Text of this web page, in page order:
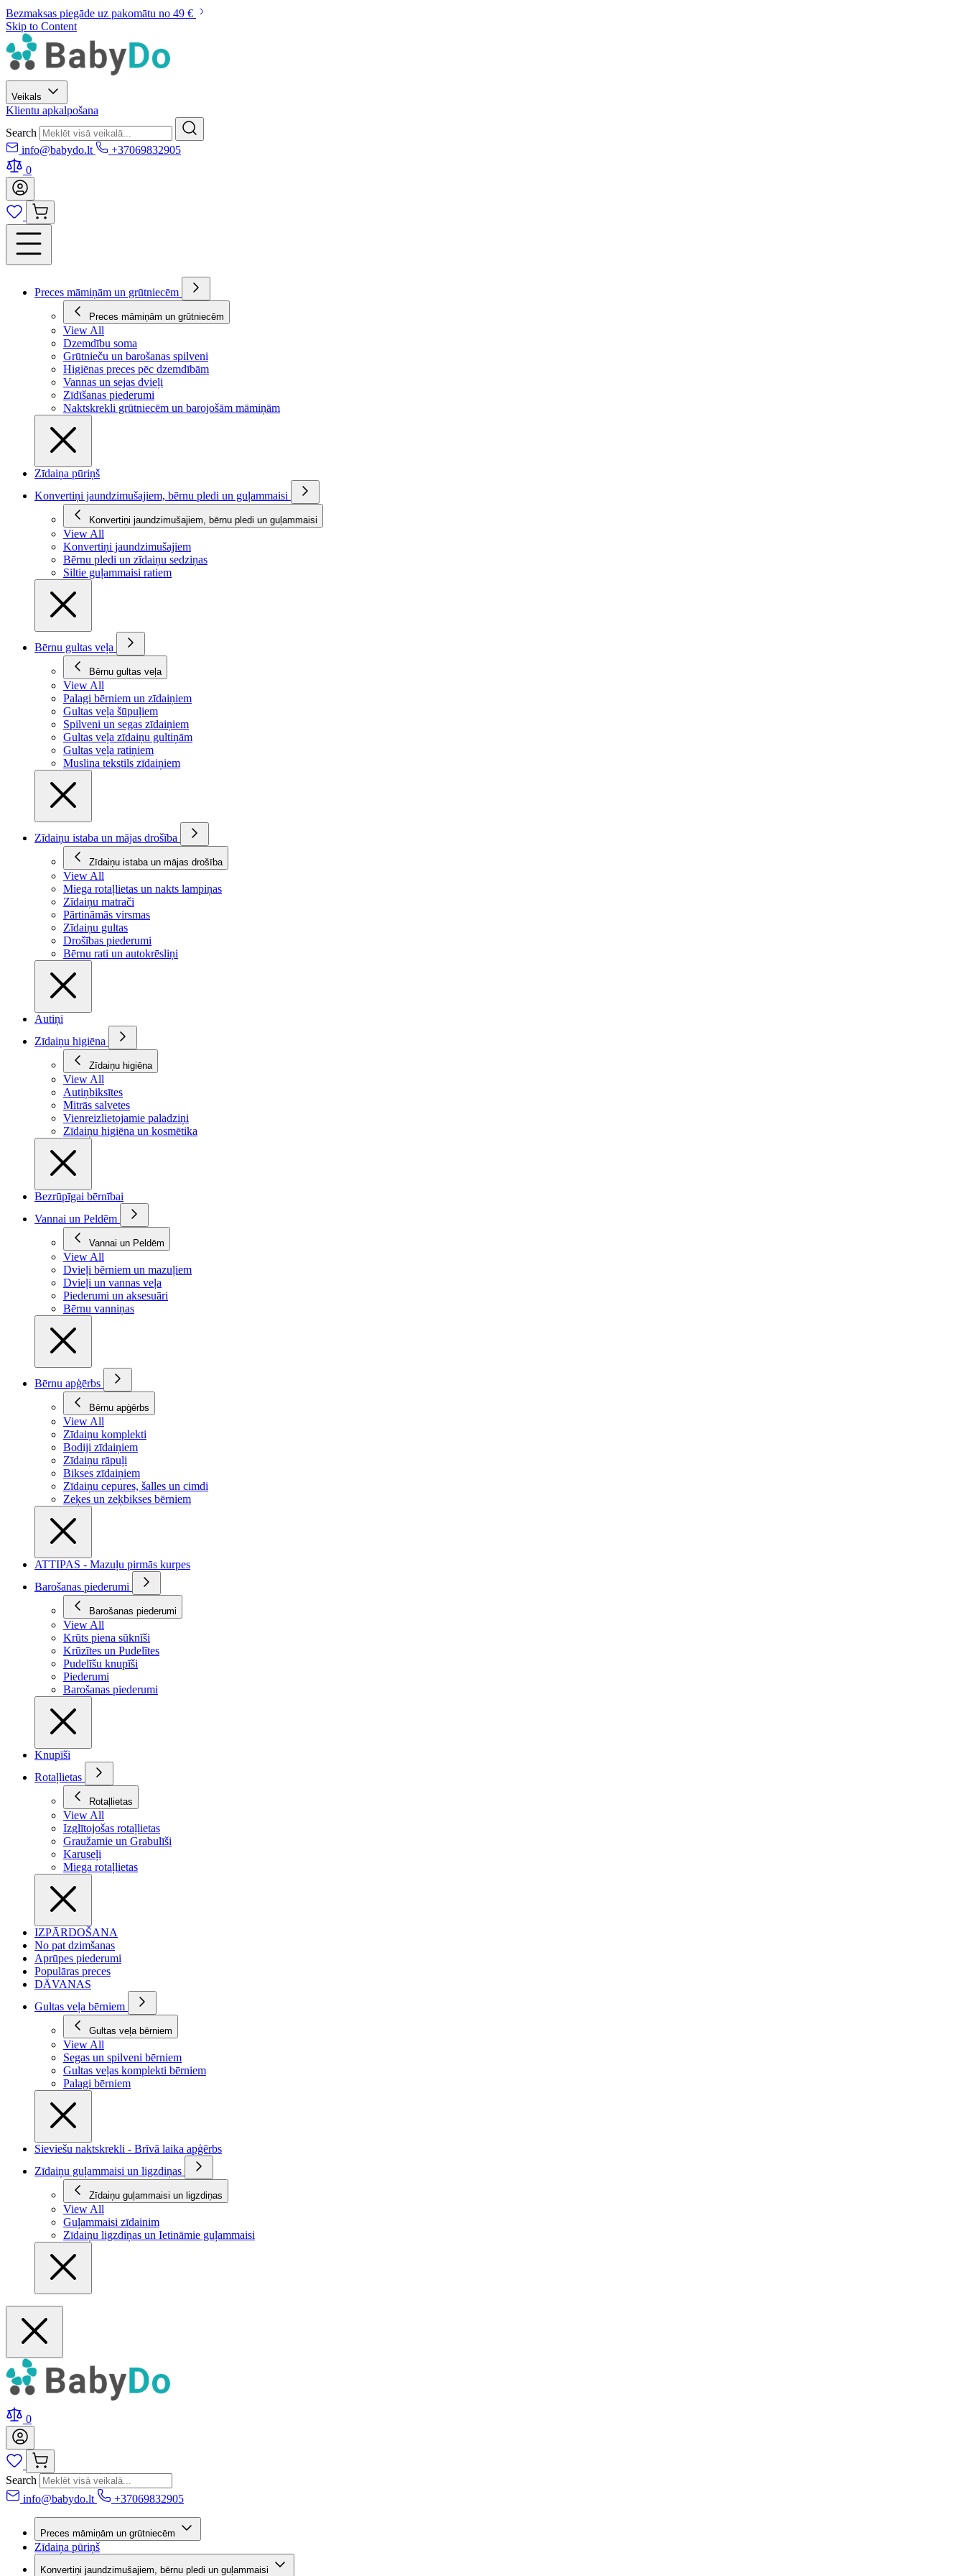
Bezmaksas piegāde uz pakomātu no 49 €
Skip to Content
Veikals
Klientu apkalpošana
Search
info@babydo.lt
+37069832905
0
Preces māmiņām un grūtniecēm
Preces māmiņām un grūtniecēm
View All
Dzemdību soma
Grūtnieču un barošanas spilveni
Higiēnas preces pēc dzemdībām
Vannas un sejas dvieļi
Zīdīšanas piederumi
Naktskrekli grūtniecēm un barojošām māmiņām
Zīdaiņa pūriņš
Konvertiņi jaundzimušajiem, bērnu pledi un guļammaisi
Konvertiņi jaundzimušajiem, bērnu pledi un guļammaisi
View All
Konvertiņi jaundzimušajiem
Bērnu pledi un zīdaiņu sedziņas
Siltie guļammaisi ratiem
Bērnu gultas veļa
Bērnu gultas veļa
View All
Palagi bērniem un zīdaiņiem
Gultas veļa šūpuļiem
Spilveni un segas zīdaiņiem
Gultas veļa zīdaiņu gultiņām
Gultas veļa ratiņiem
Muslina tekstils zīdaiņiem
Zīdaiņu istaba un mājas drošība
Zīdaiņu istaba un mājas drošība
View All
Miega rotaļlietas un nakts lampiņas
Zīdaiņu matrači
Pārtināmās virsmas
Zīdaiņu gultas
Drošības piederumi
Bērnu rati un autokrēsliņi
Autiņi
Zīdaiņu higiēna
Zīdaiņu higiēna
View All
Autiņbiksītes
Mitrās salvetes
Vienreizlietojamie paladziņi
Zīdaiņu higiēna un kosmētika
Bezrūpīgai bērnībai
Vannai un Peldēm
Vannai un Peldēm
View All
Dvieļi bērniem un mazuļiem
Dvieļi un vannas veļa
Piederumi un aksesuāri
Bērnu vanniņas
Bērnu apģērbs
Bērnu apģērbs
View All
Zīdaiņu komplekti
Bodiji zīdaiņiem
Zīdaiņu rāpuļi
Bikses zīdaiņiem
Zīdaiņu cepures, šalles un cimdi
Zeķes un zeķbikses bērniem
ATTIPAS - Mazuļu pirmās kurpes
Barošanas piederumi
Barošanas piederumi
View All
Krūts piena sūknīši
Krūzītes un Pudelītes
Pudelīšu knupīši
Piederumi
Barošanas piederumi
Knupīši
Rotaļlietas
Rotaļlietas
View All
Izglītojošas rotaļlietas
Graužamie un Grabulīši
Karuseļi
Miega rotaļlietas
IZPĀRDOŠANA
No pat dzimšanas
Aprūpes piederumi
Populāras preces
DĀVANAS
Gultas veļa bērniem
Gultas veļa bērniem
View All
Segas un spilveni bērniem
Gultas veļas komplekti bērniem
Palagi bērniem
Sieviešu naktskrekli - Brīvā laika apģērbs
Zīdaiņu guļammaisi un ligzdiņas
Zīdaiņu guļammaisi un ligzdiņas
View All
Guļammaisi zīdainim
Zīdaiņu ligzdiņas un Ietināmie guļammaisi
0
Search
info@babydo.lt
+37069832905
Preces māmiņām un grūtniecēm
Zīdaiņa pūriņš
Konvertiņi jaundzimušajiem, bērnu pledi un guļammaisi